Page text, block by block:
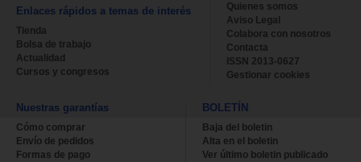
Enlaces rápidos a temas de interés
Tienda
Bolsa de trabajo
Actualidad
Cursos y congresos
Quienes somos
Aviso Legal
Colabora con nosotros
Contacta
ISSN 2013-0627
Gestionar cookies
Nuestras garantías
Cómo comprar
Envío de pedidos
Formas de pago
BOLETÍN
Baja del boletin
Alta en el boletin
Ver último boletin publicado